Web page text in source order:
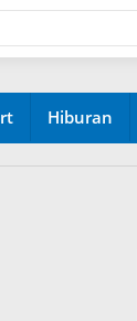
Hiburan